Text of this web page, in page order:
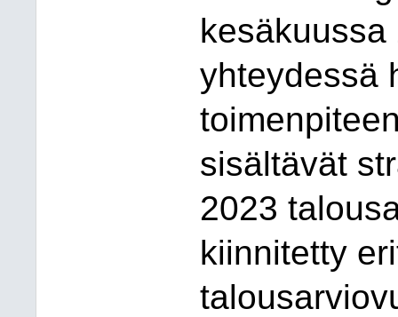
yhteydessä
sisältävät
2023 talou
kiinnitetty